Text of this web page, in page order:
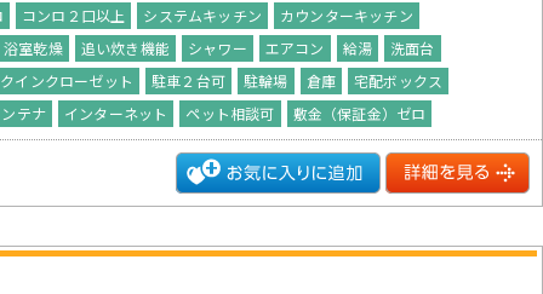
コンロ２口以上 システムキッチン
カウンターキッチン
浴室乾燥
追い炊き機能 シャワー エアコン 給湯
洗面台
インクローゼット
駐車２台可 駐輪場 倉庫
宅配ボックス
テナ
インターネット ペット相談可 敷金（保証金）ゼロ